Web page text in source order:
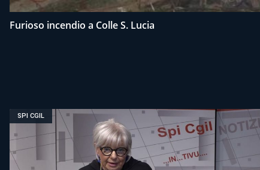
Furioso incendio a Colle S. Lucia
SPI CGIL